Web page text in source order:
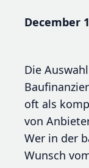
December
Die
oft als
von
Wer in der
Wunsch